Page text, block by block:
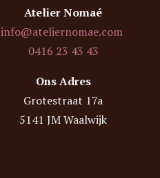
Atelier Nomaé
info@ateliernomae.com
0416 23 43 43
Ons Adres
Grotestraat 17a
5141 JM Waalwijk